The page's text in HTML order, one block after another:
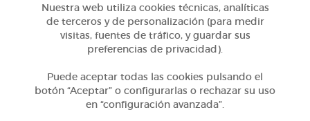
Nuestra web utiliza cookies técnicas, analíticas
de terceros y de personalización (para medir
visitas, fuentes de tráfico, y guardar sus
preferencias de privacidad).
Puede aceptar todas las cookies pulsando el
botón “Aceptar” o configurarlas o rechazar su uso
en “configuración avanzada”.